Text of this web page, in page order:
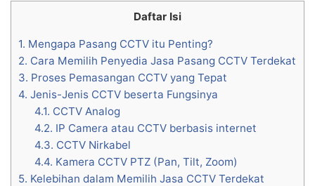
Daftar Isi
1. Mengapa Pasang CCTV itu Penting?
2. Cara Memilih Penyedia Jasa Pasang CCTV Terdekat
3. Proses Pemasangan CCTV yang Tepat
4. Jenis-Jenis CCTV beserta Fungsinya
4.1. CCTV Analog
4.2. IP Camera atau CCTV berbasis internet
4.3. CCTV Nirkabel
4.4. Kamera CCTV PTZ (Pan, Tilt, Zoom)
5. Kelebihan dalam Memilih Jasa CCTV Terdekat